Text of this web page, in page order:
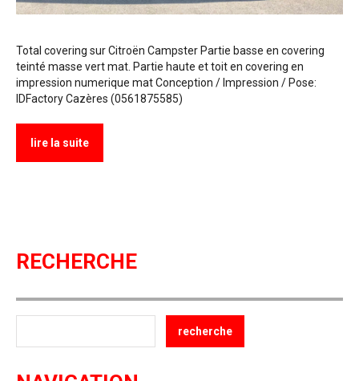
Total covering sur Citroën Campster Partie basse en covering
teinté masse vert mat. Partie haute et toit en covering en
impression numerique mat Conception / Impression / Pose:
IDFactory Cazères (0561875585)
lire la suite
RECHERCHE